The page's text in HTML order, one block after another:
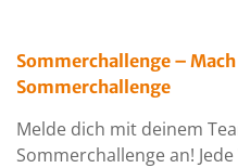
Sommerchallenge –
Sommerchallenge
Melde dich mit deinem
Sommerchallenge an!